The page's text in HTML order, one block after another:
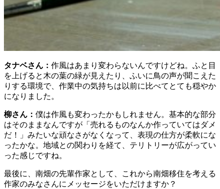
タナベさん： 作風はあまり変わらないんですけどね。ふと目
を上げると木の葉の緑が見えたり、ふいに鳥の声が聞こえた
りする環境で、作業中の気持ちは以前に比べてとても穏やか
になりました。
柳さん： 僕は作風も変わったかもしれません。基本的な部分
はそのままなんですが「売れるものなんか作っていてはダメ
だ！」みたいな頑なさがなくなって、表現の仕方が柔軟にな
ったかな。地域との関わりを経て、テリトリーが広がってい
った感じですね。
最後に、南畑の先輩作家として、これから南畑移住を考える
作家のみなさんにメッセージをいただけますか？